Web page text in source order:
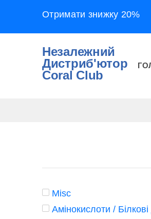
Отримати знижку 20%
Незалежний
Дистриб'ютор
Coral Club
Misc
Амінокислоти /